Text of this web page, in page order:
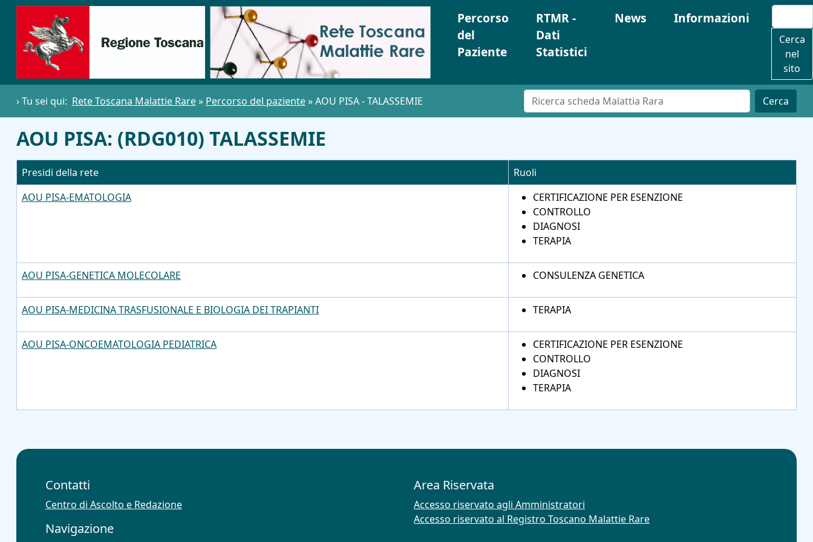
Percorso
del
Paziente
RTMR -
Dati
Statistici
News Informazioni
Cerca
nel
sito
› Tu sei qui: Rete Toscana Malattie Rare» Percorso del paziente»AOU PISA - TALASSEMIE Cerca
AOU PISA: (RDG010) TALASSEMIE
Presidi della rete
Ruoli
AOU PISA-EMATOLOGIA
CERTIFICAZIONE PER ESENZIONE
CONTROLLO
DIAGNOSI
TERAPIA
AOU PISA-GENETICA MOLECOLARE CONSULENZA GENETICA
AOU PISA-MEDICINA TRASFUSIONALE E BIOLOGIA DEI TRAPIANTI TERAPIA
AOU PISA-ONCOEMATOLOGIA PEDIATRICA
CERTIFICAZIONE PER ESENZIONE
CONTROLLO
DIAGNOSI
TERAPIA
Contatti
Centro di Ascolto e Redazione
Navigazione
Area Riservata
Accesso riservato agli Amministratori
Accesso riservato al Registro Toscano Malattie Rare